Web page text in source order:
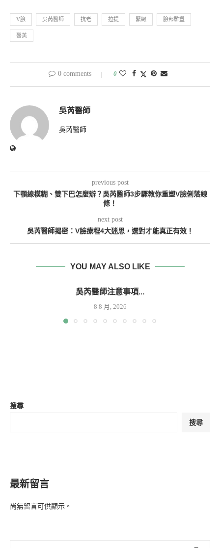
V臉 吳芮醫師 抗老 拉提 緊緻 臉部雕塑
醫美
0 comments 0
吳芮醫師
吳芮醫師
previous post
下顎線模糊、雙下巴怎麼辦？吳芮醫師3步驟教你重塑V臉俐落線
條！
next post
吳芮醫師揭密：V臉療程4大迷思，選對才能真正有效！
YOU MAY ALSO LIKE
吳芮醫師注意事項...
8 8 月, 2026
搜尋
搜尋
最新留言
尚無留言可供顯示。